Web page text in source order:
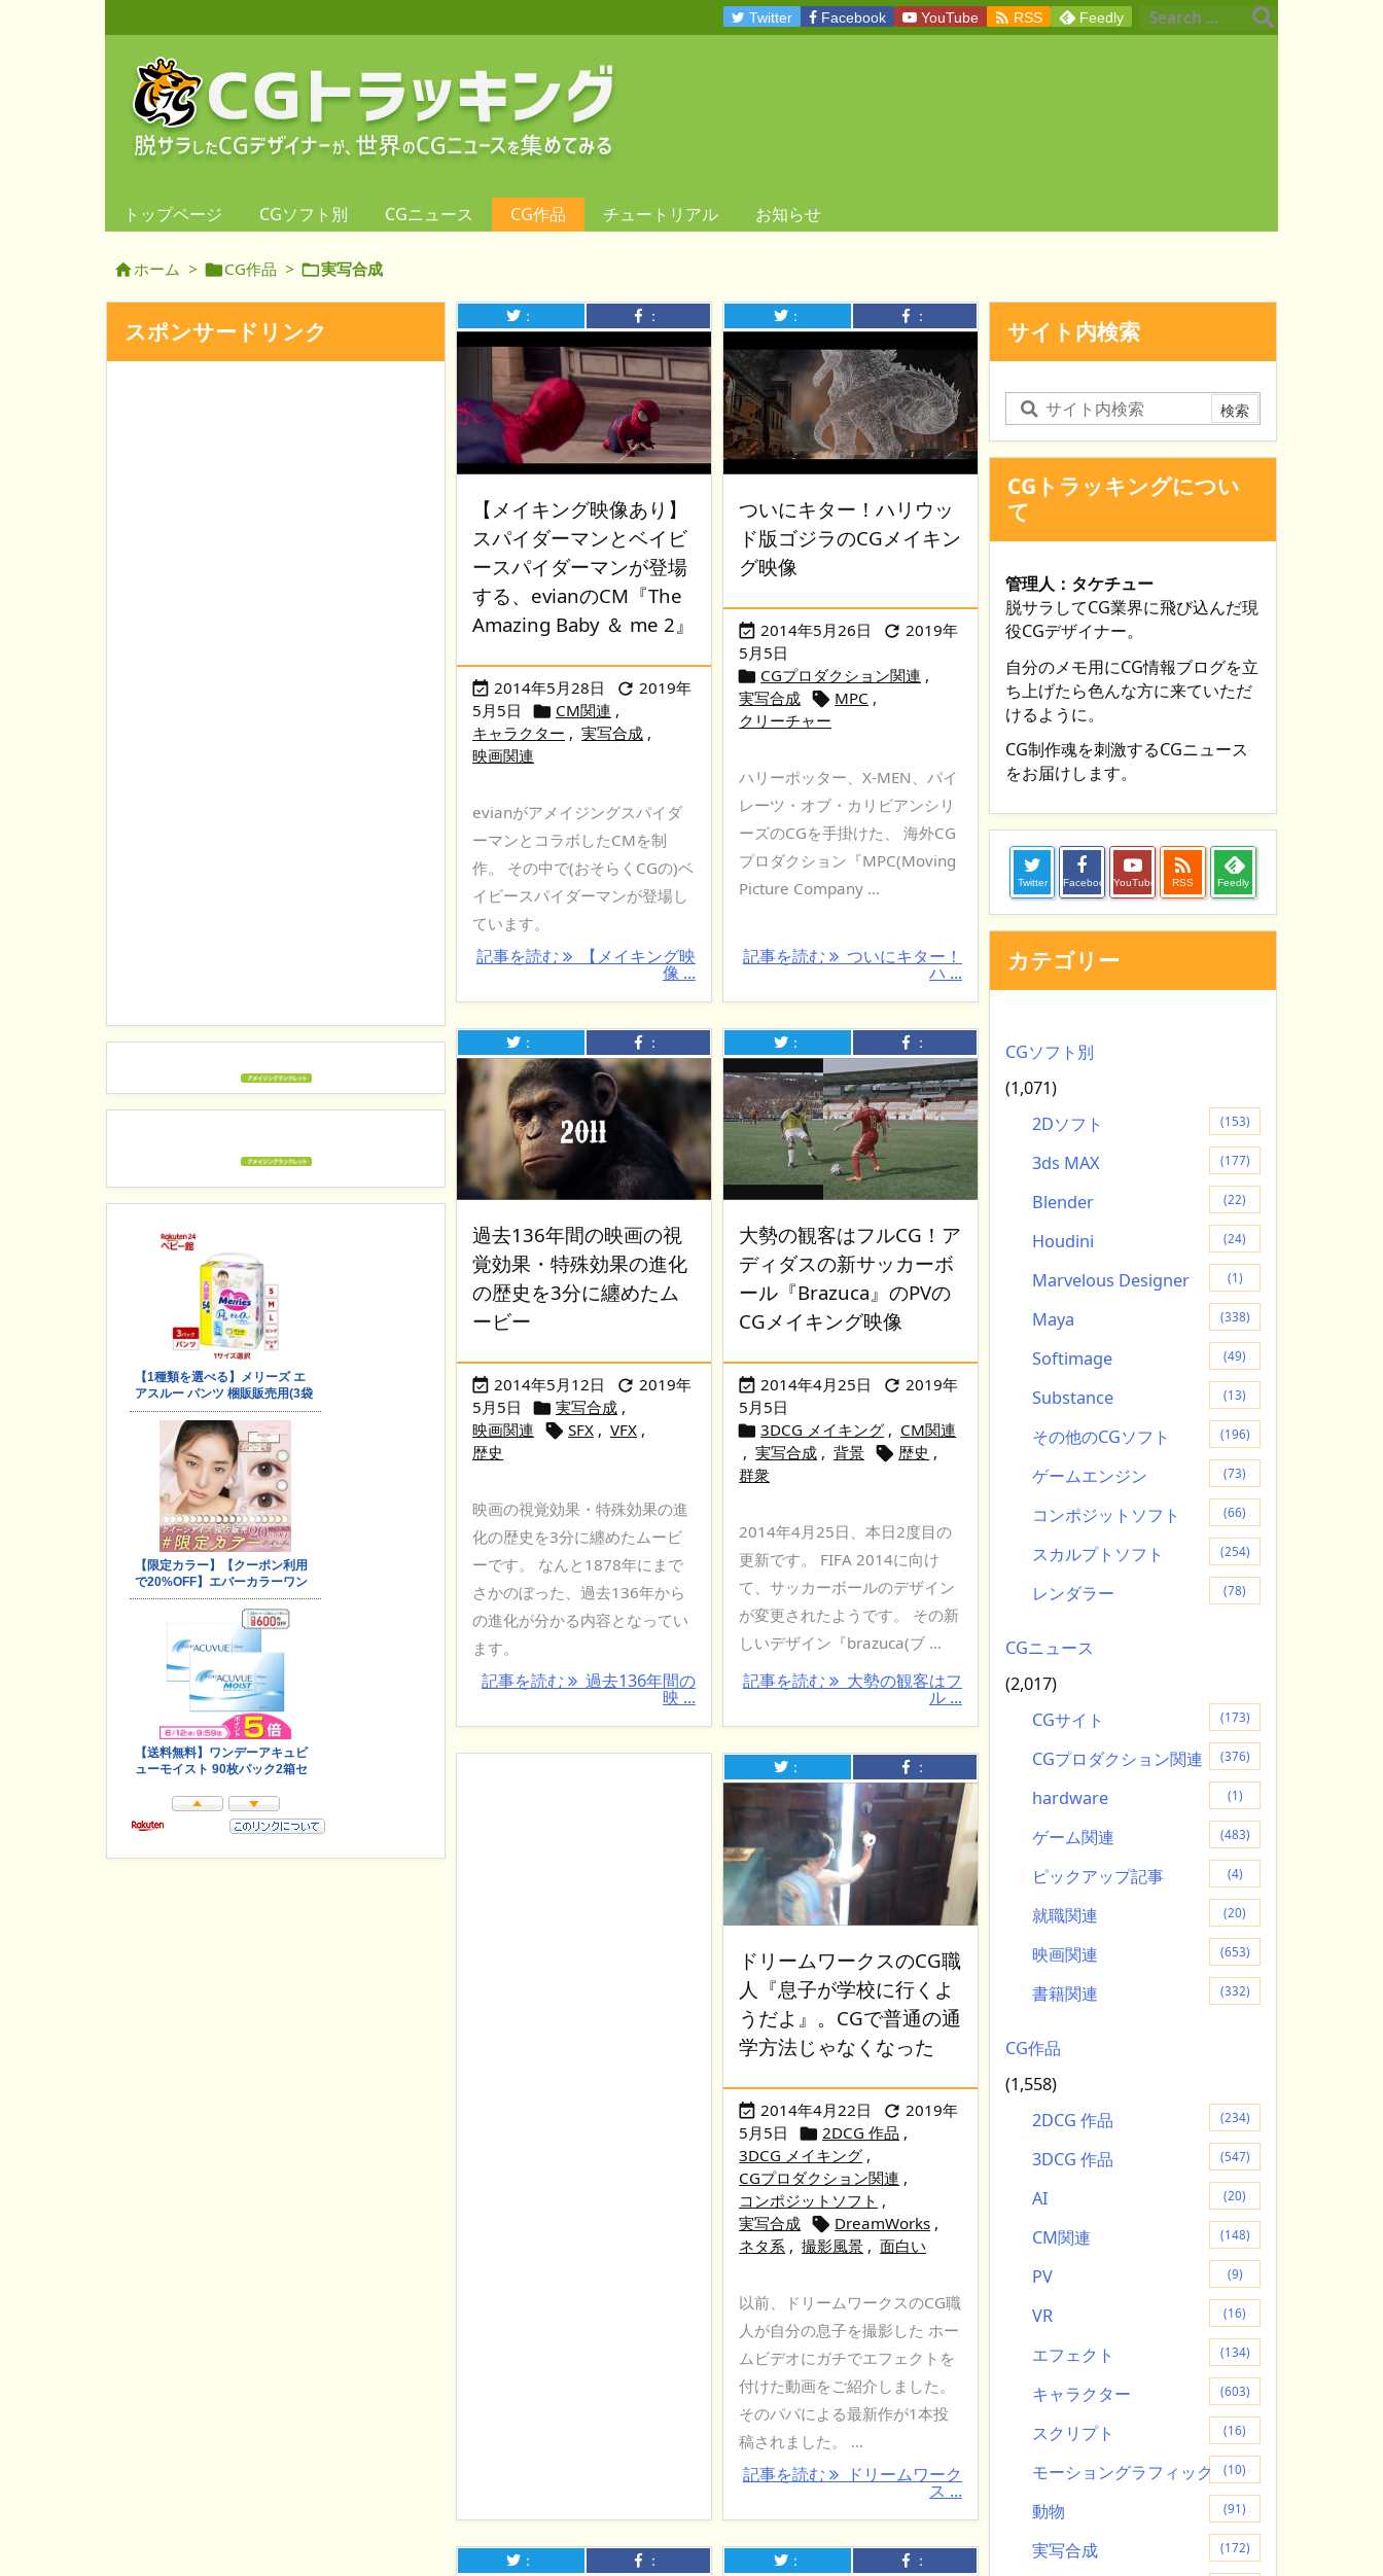
トップページ CGソフト別 CGニュース CG作品 チュートリアル お知らせ
Twitter Facebook YouTube  RSS Feedly
ホーム > CG作品 > 実写合成
： ：
【メイキング映像あり】
スパイダーマンとベイビ
ースパイダーマンが登場
する、evianのCM『The
Amazing Baby ＆ me 2』
 2014年5月28日  2019年
5月5日
 CM関連 ,
キャラクター , 実写合成 ,
映画関連
evianがアメイジングスパイダ
ーマンとコラボしたCMを制
作。 その中で(おそらくCGの)ベ
イビースパイダーマンが登場し
ています。
記事を読む 【メイキング映
像 ...
： ：
ついにキター！ハリウッ
ド版ゴジラのCGメイキン
グ映像
 2014年5月26日  2019年
5月5日
 CGプロダクション関連 ,
実写合成  MPC ,
クリーチャー
ハリーポッター、X-MEN、パイ
レーツ・オブ・カリビアンシリ
ーズのCGを手掛けた、 海外CG
プロダクション『MPC(Moving
Picture Company ...
記事を読む ついにキター！
ハ ...
： ：
過去136年間の映画の視
覚効果・特殊効果の進化
の歴史を3分に纏めたム
ービー
 2014年5月12日  2019年
5月5日
 実写合成 ,
映画関連
 SFX , VFX ,
歴史
映画の視覚効果・特殊効果の進
化の歴史を3分に纏めたムービ
ーです。 なんと1878年にまで
さかのぼった、過去136年から
の進化が分かる内容となってい
ます。
記事を読む 過去136年間の
映 ...
： ：
大勢の観客はフルCG！ア
ディダスの新サッカーボ
ール『Brazuca』のPVの
CGメイキング映像
 2014年4月25日  2019年
5月5日
 3DCG メイキング , CM関連
, 実写合成 , 背景  歴史 ,
群衆
2014年4月25日、本日2度目の
更新です。 FIFA 2014に向け
て、サッカーボールのデザイン
が変更されたようです。 その新
しいデザイン『brazuca(ブ ...
記事を読む 大勢の観客はフ
ル ...
： ：
ドリームワークスのCG職
人『息子が学校に行くよ
うだよ』。CGで普通の通
学方法じゃなくなった
 2014年4月22日  2019年
5月5日
 2DCG 作品 ,
3DCG メイキング ,
CGプロダクション関連 ,
コンポジットソフト ,
実写合成  DreamWorks ,
ネタ系 , 撮影風景 , 面白い
以前、ドリームワークスのCG職
人が自分の息子を撮影した ホー
ムビデオにガチでエフェクトを
付けた動画をご紹介しました。
そのパパによる最新作が1本投
稿されました。 ...
記事を読む ドリームワーク
ス ...
： ： ： ：
スポンサードリンク サイト内検索
CGトラッキングについ
て
管理人：タケチュー
脱サラしてCG業界に飛び込んだ現
役CGデザイナー。
自分のメモ用にCG情報ブログを立
ち上げたら色んな方に来ていただ
けるように。
CG制作魂を刺激するCGニュース
をお届けします。
Twitter Facebook YouTube

RSS Feedly
カテゴリー
CGソフト別
(1,071)
2Dソフト
(153)
3ds MAX (177)
Blender (22)
Houdini (24)
Marvelous Designer (1)
Maya (338)
Softimage (49)
Substance (13)
その他のCGソフト (196)
ゲームエンジン (73)
コンポジットソフト (66)
スカルプトソフト (254)
レンダラー (78)
CGニュース
(2,017)
CGサイト
(173)
CGプロダクション関連 (376)
hardware (1)
ゲーム関連 (483)
ピックアップ記事 (4)
就職関連 (20)
映画関連 (653)
書籍関連 (332)
CG作品
(1,558)
2DCG 作品
(234)
3DCG 作品 (547)
AI (20)
CM関連 (148)
PV (9)
VR (16)
エフェクト (134)
キャラクター (603)
スクリプト (16)
モーショングラフィック (10)
動物 (91)
実写合成 (172)